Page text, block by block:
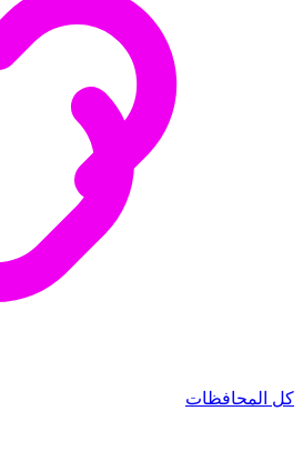
كل المحافظات